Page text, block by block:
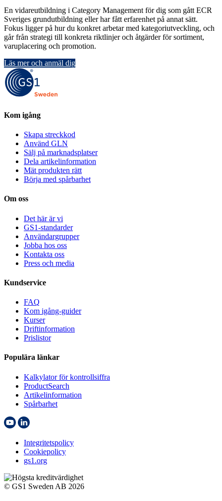
En vidareutbildning i Category Management för dig som gått ECR
Sveriges grundutbildning eller har fått erfarenhet på annat sätt.
Fokus ligger på hur du konkret arbetar med kategoriutveckling, och
går från strategi till konkreta riktlinjer och åtgärder för sortiment,
varuplacering och promotion.
Läs mer och anmäl dig
Kom igång
Skapa streckkod
Använd GLN
Sälj på marknadsplatser
Dela artikelinformation
Mät produkten rätt
Börja med spårbarhet
Om oss
Det här är vi
GS1-standarder
Användargrupper
Jobba hos oss
Kontakta oss
Press och media
Kundservice
FAQ
Kom igång-guider
Kurser
Driftinformation
Prislistor
Populära länkar
Kalkylator för kontrollsiffra
ProductSearch
Artikelinformation
Spårbarhet
Integritetspolicy
Cookiepolicy
gs1.org
© GS1 Sweden AB 2026